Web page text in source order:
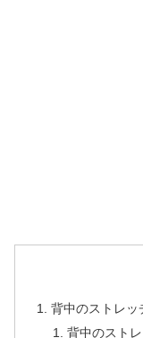
背中のストレッ
背中のスト